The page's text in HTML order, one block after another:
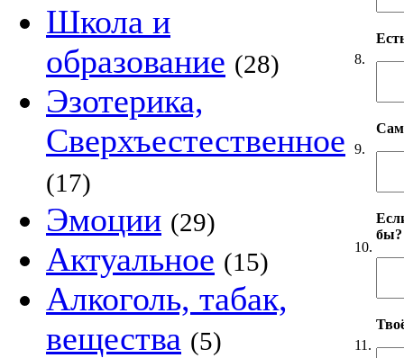
Школа и
образование (28)
Эзотерика,
Сверхъестественное
(17)
Эмоции (29)
Актуальное (15)
Алкоголь, табак,
вещества (5)
8.
9.
10.
бы?
11.